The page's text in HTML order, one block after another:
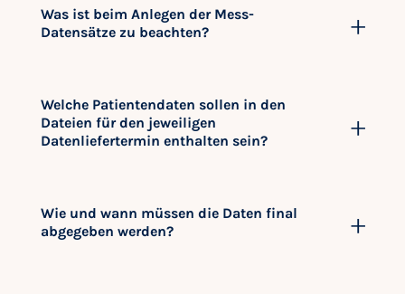
Was ist beim Anlegen der Mess-
Datensätze zu beachten?
Welche Patientendaten sollen in den
Dateien für den jeweiligen
Datenliefertermin enthalten sein?
Wie und wann müssen die Daten final
abgegeben werden?